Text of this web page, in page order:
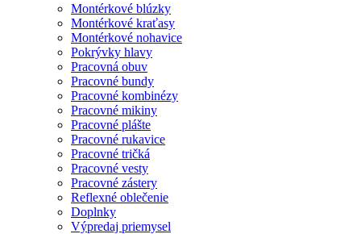
Montérkové blúzky
Montérkové kraťasy
Montérkové nohavice
Pokrývky hlavy
Pracovná obuv
Pracovné bundy
Pracovné kombinézy
Pracovné mikiny
Pracovné plášte
Pracovné rukavice
Pracovné tričká
Pracovné vesty
Pracovné zástery
Reflexné oblečenie
Doplnky
Výpredaj priemysel